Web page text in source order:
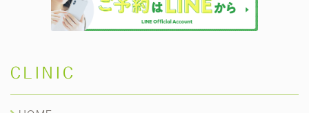
CLINIC